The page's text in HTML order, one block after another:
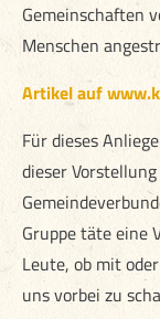
Gemeinschaften
Menschen
Artikel auf
Für dieses
dieser
Gruppe täte eine
Leute, ob mit
uns vorbei zu